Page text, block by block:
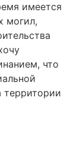
имеется
могил,
что
территории